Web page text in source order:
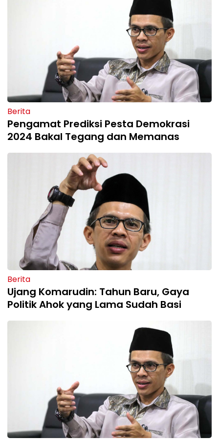
Berita
Pengamat Prediksi Pesta Demokrasi
2024 Bakal Tegang dan Memanas
Berita
Ujang Komarudin: Tahun Baru, Gaya
Politik Ahok yang Lama Sudah Basi